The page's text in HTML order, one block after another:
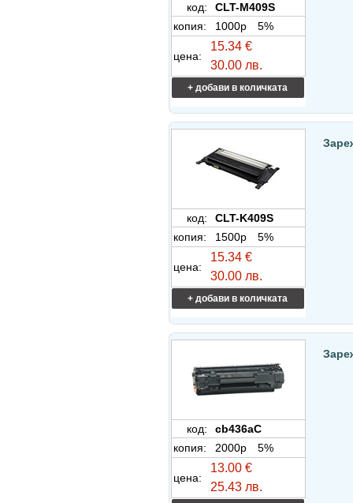
код:
CLT-M409S
копия:
1000p 5%
цена:
15.34 €
30.00 лв.
+ добави в количката
код:
CLT-K409S
копия:
1500p 5%
цена:
15.34 €
30.00 лв.
+ добави в количката
код:
cb436aC
копия:
2000p 5%
цена:
13.00 €
25.43 лв.